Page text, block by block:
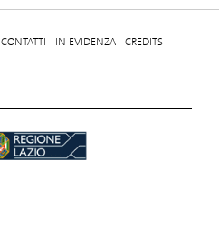
CONTATTI IN EVIDENZA CREDITS